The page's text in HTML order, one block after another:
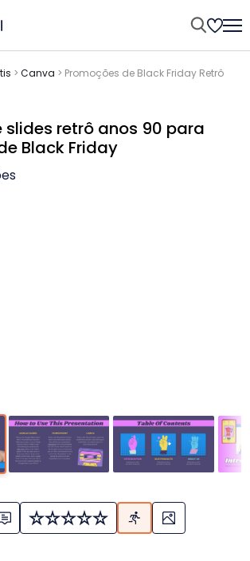
> Canva > Promoções de Black Friday Retrô
slides retrô anos 90 para
Black Friday